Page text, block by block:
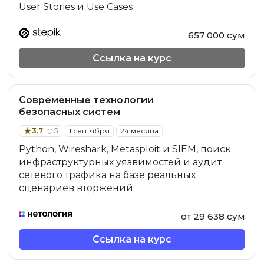
User Stories и Use Cases
Ссылка на курс
657 000 сум
Современные технологии
безопасных систем
3.7 5 1 сентября 24 месяца
Python, Wireshark, Metasploit и SIEM, поиск
инфраструктурных уязвимостей и аудит
сетевого трафика на базе реальных
сценариев вторжений
Ссылка на курс
от 29 638 сум